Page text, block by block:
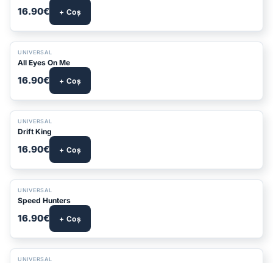
16.90€ + Coș
UNIVERSAL
All Eyes On Me
16.90€ + Coș
UNIVERSAL
Drift King
16.90€ + Coș
UNIVERSAL
Speed Hunters
16.90€ + Coș
UNIVERSAL